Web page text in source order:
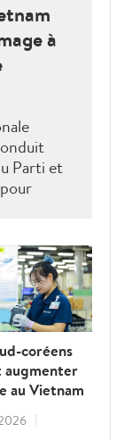
à
Parti et
et
coréens
augmenter
au Vietnam